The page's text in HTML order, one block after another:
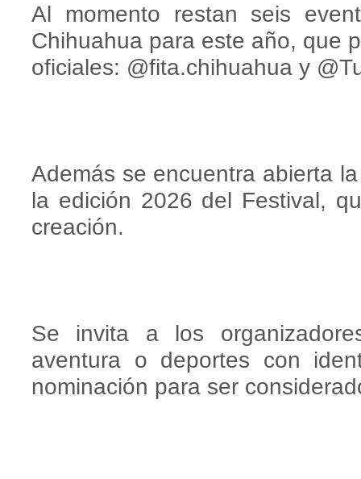
Al momento restan seis
Chihuahua para este año, que
oficiales: @fita.chihuahua y
Además se encuentra abierta
la edición 2026 del Festival,
creación.
Se invita a los
aventura o deportes con
nominación para ser